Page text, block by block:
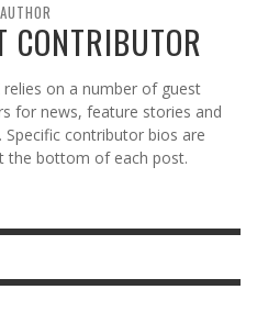
CONTRIBUTOR
relies on a number of guest
for news, feature stories and
Specific contributor bios are
the bottom of each post.